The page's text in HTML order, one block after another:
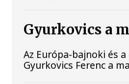
Gyurkovics a
Az Európa-bajnoki és
Gyurkovics Ferenc a